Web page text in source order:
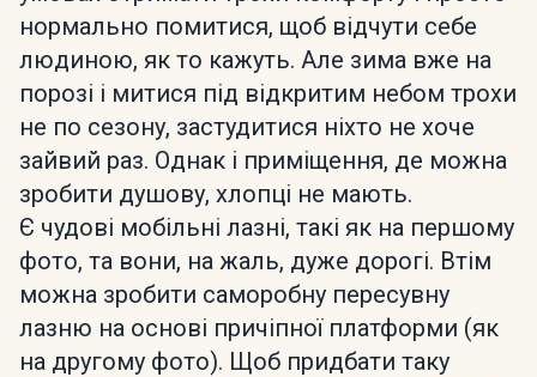
нормально помитися, щоб відчути себе
людиною, як то кажуть. Але зима вже на
порозі і митися під відкритим небом трохи
не по сезону, застудитися ніхто не хоче
зайвий раз. Однак і приміщення, де можна
зробити душову, хлопці не мають.
Є чудові мобільні лазні, такі як на першому
фото, та вони, на жаль, дуже дорогі. Втім
можна зробити саморобну пересувну
лазню на основі причіпної платформи (як
на другому фото). Щоб придбати таку